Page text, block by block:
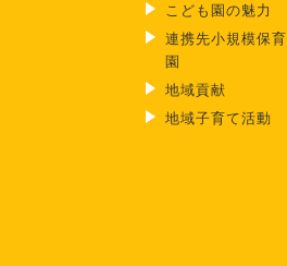
こども園の魅力
連携先小規模保育
園
地域貢献
地域子育て活動